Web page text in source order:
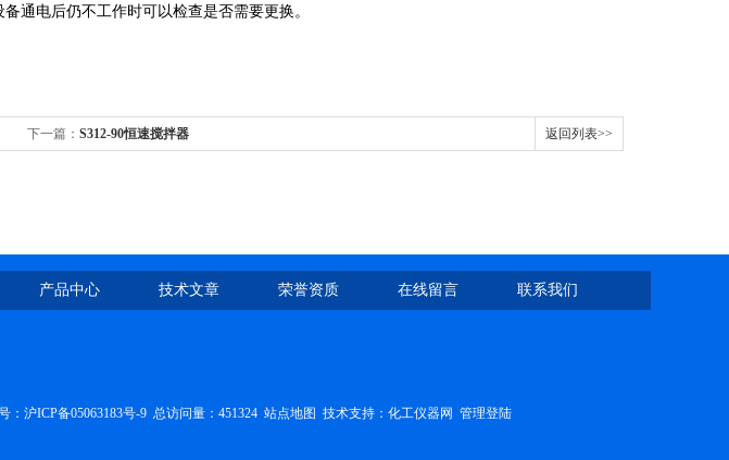
通电后仍不工作时可以检查是否需要更换。
下一篇： S312-90恒速搅拌器 返回列表>>
产品中心 技术文章 荣誉资质 在线留言 联系我们
： 沪ICP备05063183号-9 总访问量：451324 站点地图 技术支持： 化工仪器网 管理登陆